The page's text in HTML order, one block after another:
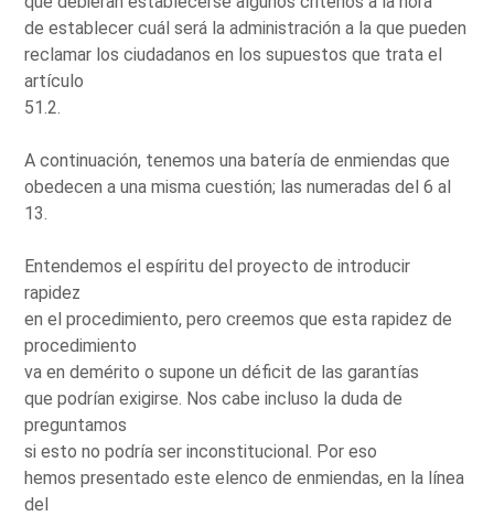
de establecer cuál será la administración a la que pueden
reclamar los ciudadanos en los supuestos que trata el
artículo
51.2.
A continuación, tenemos una batería de enmiendas que
obedecen a una misma cuestión; las numeradas del 6 al
13.
Entendemos el espíritu del proyecto de introducir
rapidez
en el procedimiento, pero creemos que esta rapidez de
procedimiento
va en demérito o supone un déficit de las garantías
que podrían exigirse. Nos cabe incluso la duda de
preguntamos
si esto no podría ser inconstitucional. Por eso
hemos presentado este elenco de enmiendas, en la línea
del